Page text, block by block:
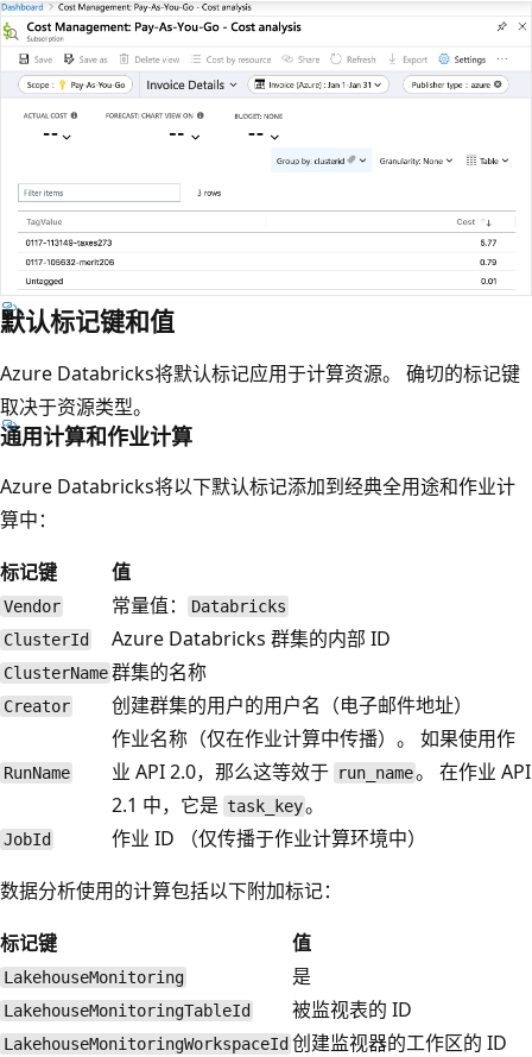
默认标记键和值
Azure Databricks将默认标记应用于计算资源。 确切的标记键
取决于资源类型。
通用计算和作业计算
Azure Databricks将以下默认标记添加到经典全用途和作业计
算中：
标记键
值
Vendor 常量值：
Databricks
ClusterId
Azure Databricks 群集的内部 ID
ClusterName 群集的名称
Creator 创建群集的用户的用户名（电子邮件地址）
RunName
作业名称（仅在作业计算中传播）。 如果使用作
业 API 2.0，那么这等效于 run_name。 在作业 API
2.1 中，它是 task_key。
JobId
作业 ID （仅传播于作业计算环境中）
数据分析使用的计算包括以下附加标记：
标记键
值
LakehouseMonitoring 是
LakehouseMonitoringTableId 被监视表的 ID
LakehouseMonitoringWorkspaceId 创建监视器的工作区的 ID